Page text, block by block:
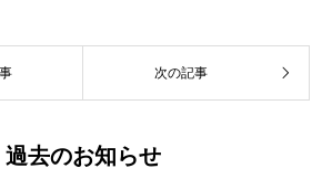
次の記事
過去のお知らせ